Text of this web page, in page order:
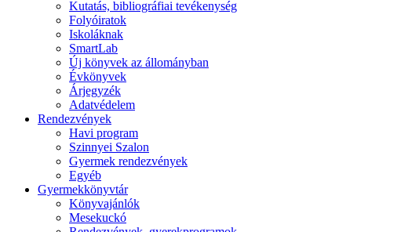
Kutatás, bibliográfiai tevékenység
Folyóiratok
Iskoláknak
SmartLab
Új könyvek az állományban
Évkönyvek
Árjegyzék
Adatvédelem
Rendezvények
Havi program
Szinnyei Szalon
Gyermek rendezvények
Egyéb
Gyermekkönyvtár
Könyvajánlók
Mesekuckó